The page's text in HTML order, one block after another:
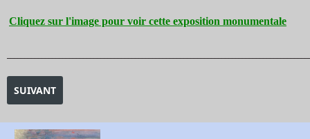
Cliquez sur l'image pour voir cette exposition monumentale
ARTICLE SUIVANT : EXPOSITION HARRIET BACKER
SUIVANT